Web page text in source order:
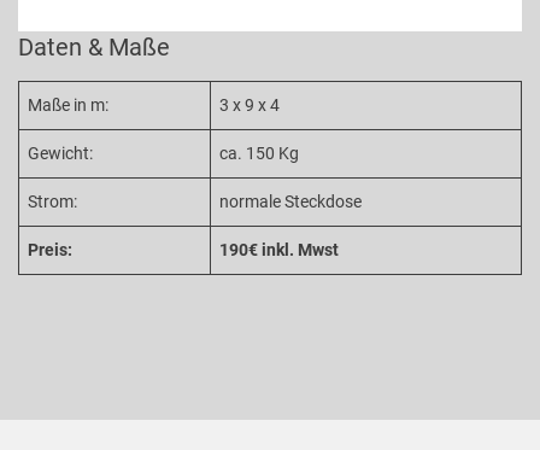
Daten & Maße
Maße in m: 3 x 9 x 4
Gewicht: ca. 150 Kg
Strom: normale Steckdose
Preis: 190€ inkl. Mwst